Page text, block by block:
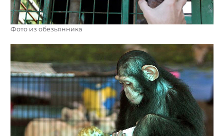
Фото из обезьянника